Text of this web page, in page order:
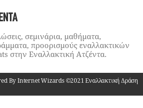
σεμινάρια, μαθήματα,
προορισμούς εναλλακτικών
στην Εναλλακτική Ατζέντα.
By Internet Wizards ©2021 Εναλλακτική Δράση